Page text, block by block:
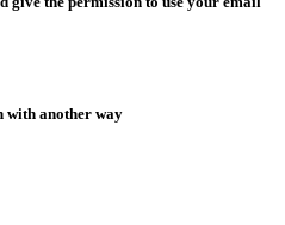
with another way